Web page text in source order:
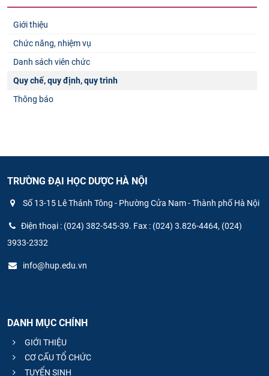
Giới thiệu
Chức năng, nhiệm vụ
Danh sách viên chức
Quy chế, quy định, quy trình
Thông báo
TRƯỜNG ĐẠI HỌC DƯỢC HÀ NỘI
Số 13-15 Lê Thánh Tông - Phường Cửa Nam - Thành phố Hà Nội
Điện thoại : (024) 382-545-39. Fax : (024) 3.826-4464, (024)
3933-2332
info@hup.edu.vn
DANH MỤC CHÍNH
GIỚI THIỆU
CƠ CẤU TỔ CHỨC
TUYỂN SINH